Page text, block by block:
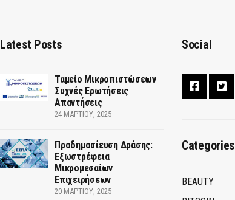
Latest Posts
Ταμείο Μικροπιστώσεων
Συχνές Ερωτήσεις
Απαντήσεις
24 ΜΑΡΤΊΟΥ, 2025
Προδημοσίευση Δράσης:
Εξωστρέφεια
Μικρομεσαίων
Επιχειρήσεων
20 ΜΑΡΤΊΟΥ, 2025
Social
Categories
BEAUTY